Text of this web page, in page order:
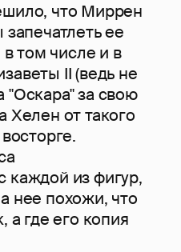
что Миррен
ее
в том числе и в
II (ведь не
"Оскара" за свою
Хелен от такого
каждой из фигур,
нее похожи, что
а где его копия